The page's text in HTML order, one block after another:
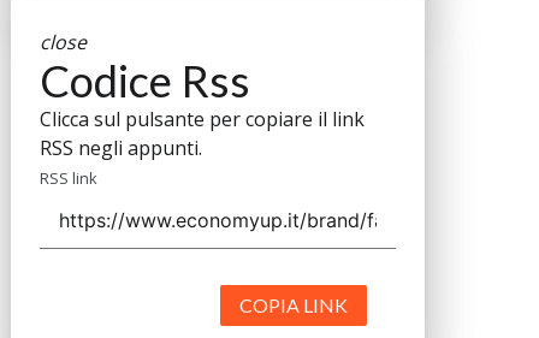
close
Codice Rss
Clicca sul pulsante per copiare il link
RSS negli appunti.
RSS link
COPIA LINK